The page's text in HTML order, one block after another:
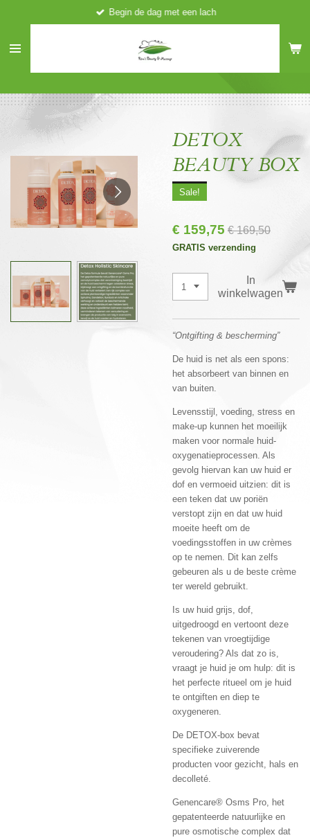
naar
hoofdinhoud
Begin de dag met een lach
DETOX
BEAUTY BOX
Sale!
€ 159,75 € 169,50
GRATIS verzending
In
winkelwagen
“Ontgifting & bescherming”
De huid is net als een spons:
het absorbeert van binnen en
van buiten.
Levensstijl, voeding, stress en
make-up kunnen het moeilijk
maken voor normale huid-
oxygenatieprocessen. Als
gevolg hiervan kan uw huid er
dof en vermoeid uitzien: dit is
een teken dat uw poriën
verstopt zijn en dat uw huid
moeite heeft om de
voedingsstoffen in uw crèmes
op te nemen. Dit kan zelfs
gebeuren als u de beste crème
ter wereld gebruikt.
Is uw huid grijs, dof,
uitgedroogd en vertoont deze
tekenen van vroegtijdige
veroudering? Als dat zo is,
vraagt je huid je om hulp: dit is
het perfecte ritueel om je huid
te ontgiften en diep te
oxygeneren.
De DETOX-box bevat
specifieke zuiverende
producten voor gezicht, hals en
decolleté.
Genencare® Osms Pro, het
gepatenteerde natuurlijke en
pure osmotische complex dat